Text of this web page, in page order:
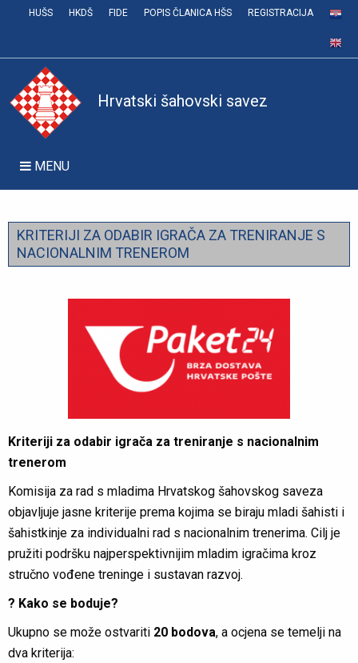
HUŠS HKDŠ FIDE POPIS ČLANICA HŠS REGISTRACIJA
Hrvatski šahovski savez
MENU
KRITERIJI ZA ODABIR IGRAČA ZA TRENIRANJE S
NACIONALNIM TRENEROM
Kriteriji za odabir igrača za treniranje s nacionalnim
trenerom
Komisija za rad s mladima Hrvatskog šahovskog saveza
objavljuje jasne kriterije prema kojima se biraju mladi šahisti i
šahistkinje za individualni rad s nacionalnim trenerima. Cilj je
pružiti podršku najperspektivnijim mladim igračima kroz
stručno vođene treninge i sustavan razvoj.
? Kako se boduje?
Ukupno se može ostvariti 20 bodova, a ocjena se temelji na
dva kriterija: